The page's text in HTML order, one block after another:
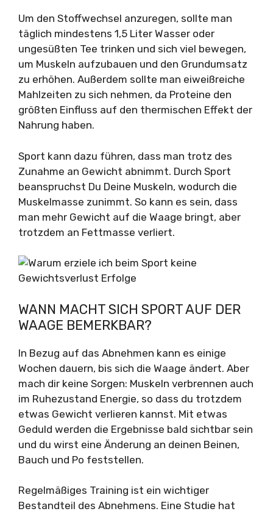
Um den Stoffwechsel anzuregen, sollte man
täglich mindestens 1,5 Liter Wasser oder
ungesüßten Tee trinken und sich viel bewegen,
um Muskeln aufzubauen und den Grundumsatz
zu erhöhen. Außerdem sollte man eiweißreiche
Mahlzeiten zu sich nehmen, da Proteine den
größten Einfluss auf den thermischen Effekt der
Nahrung haben.
Sport kann dazu führen, dass man trotz des
Zunahme an Gewicht abnimmt. Durch Sport
beanspruchst Du Deine Muskeln, wodurch die
Muskelmasse zunimmt. So kann es sein, dass
man mehr Gewicht auf die Waage bringt, aber
trotzdem an Fettmasse verliert.
WANN MACHT SICH SPORT AUF DER
WAAGE BEMERKBAR?
In Bezug auf das Abnehmen kann es einige
Wochen dauern, bis sich die Waage ändert. Aber
mach dir keine Sorgen: Muskeln verbrennen auch
im Ruhezustand Energie, so dass du trotzdem
etwas Gewicht verlieren kannst. Mit etwas
Geduld werden die Ergebnisse bald sichtbar sein
und du wirst eine Änderung an deinen Beinen,
Bauch und Po feststellen.
Regelmäßiges Training ist ein wichtiger
Bestandteil des Abnehmens. Eine Studie hat